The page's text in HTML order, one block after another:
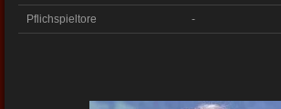
Pflichspieltore -